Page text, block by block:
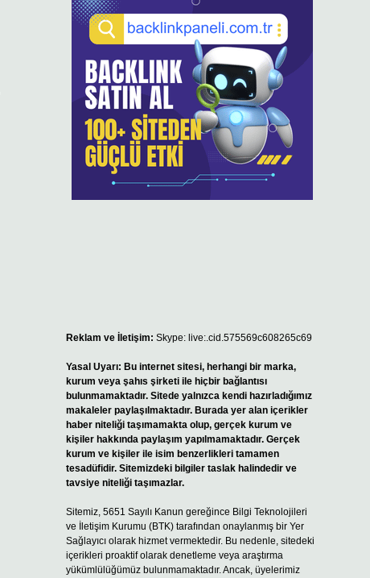
Reklam ve İletişim: Skype: live:.cid.575569c608265c69
Yasal Uyarı: Bu internet sitesi, herhangi bir marka,
kurum veya şahıs şirketi ile hiçbir bağlantısı
bulunmamaktadır. Sitede yalnızca kendi hazırladığımız
makaleler paylaşılmaktadır. Burada yer alan içerikler
haber niteliği taşımamakta olup, gerçek kurum ve
kişiler hakkında paylaşım yapılmamaktadır. Gerçek
kurum ve kişiler ile isim benzerlikleri tamamen
tesadüfidir. Sitemizdeki bilgiler taslak halindedir ve
tavsiye niteliği taşımazlar.
Sitemiz, 5651 Sayılı Kanun gereğince Bilgi Teknolojileri
ve İletişim Kurumu (BTK) tarafından onaylanmış bir Yer
Sağlayıcı olarak hizmet vermektedir. Bu nedenle, sitedeki
içerikleri proaktif olarak denetleme veya araştırma
yükümlülüğümüz bulunmamaktadır. Ancak, üyelerimiz